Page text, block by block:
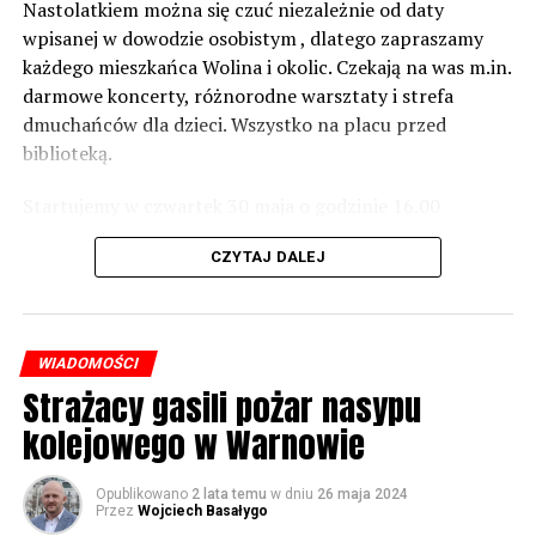
zabezpieczeń. Dopóki nie będzie tych przekroczonych
norm dopuszczalnego hałasu, no to nie możemy nic
zrobić. Tam są odpowiednie normy – 61 i 56 decybeli –
zaznacza.
Foto: Wojciech Basałygo
Nastolatkiem można się czuć niezależnie od daty
wpisanej w dowodzie osobistym , dlatego zapraszamy
każdego mieszkańca Wolina i okolic. Czekają na was m.in.
darmowe koncerty, różnorodne warsztaty i strefa
dmuchańców dla dzieci. Wszystko na placu przed
biblioteką.
występami zespołów „Yellow” i „Specyficzni”.
CZYTAJ DALEJ
WIADOMOŚCI
Strażacy gasili pożar nasypu
kolejowego w Warnowie
Opublikowano 2 lata temu w dniu 26 maja 2024
Przez Wojciech Basałygo